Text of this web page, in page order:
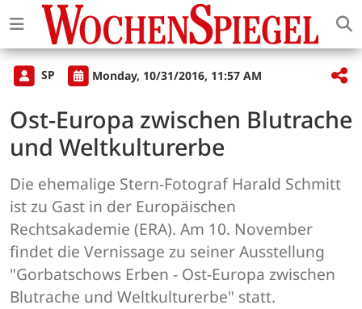
SP Monday, 10/31/2016, 11:57 AM
Ost-Europa zwischen Blutrache
und Weltkulturerbe
Die ehemalige Stern-Fotograf Harald Schmitt
ist zu Gast in der Europäischen
Rechtsakademie (ERA). Am 10. November
findet die Vernissage zu seiner Ausstellung
"Gorbatschows Erben - Ost-Europa zwischen
Blutrache und Weltkulturerbe" statt.